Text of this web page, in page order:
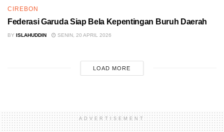
CIREBON
Federasi Garuda Siap Bela Kepentingan Buruh Daerah
BY ISLAHUDDIN SENIN, 20 APRIL 2026
LOAD MORE
ADVERTISEMENT